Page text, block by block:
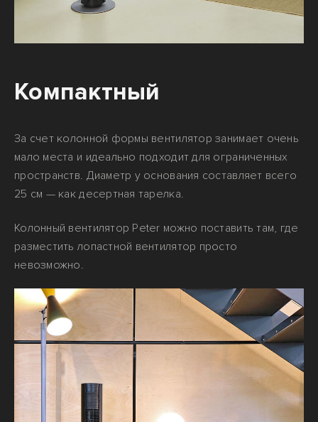
Компактный
За счет колонной формы вентилятор занимает очень
мало места и идеально подходит для ограниченных
пространств. Диаметр у основания составляет всего
25 см — как десертная тарелка.
Колонный вентилятор Peter можно поставить там, где
разместить лопастной вентилятор просто
невозможно.